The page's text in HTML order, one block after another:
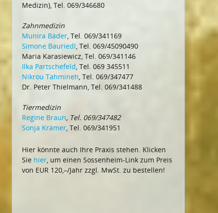
Medizin), Tel. 069/346680
Zahnmedizin
Munira Bäder, Tel. 069/341169
Simone Bauriedl, Tel. 069/45090490
Maria Karasiewicz, Tel. 069/341146
Ilka Partschefeld, Tel. 069 345511
Nikrou Tahmineh, Tel. 069/347477
Dr. Peter Thielmann, Tel. 069/341488
Tiermedizin
Regine Braun, Tel. 069/347482
Sonja Krämer, Tel. 069/341951
Hier könnte auch Ihre Praxis stehen. Klicken
Sie hier, um einen Sossenheim-Link zum Preis
von EUR 120,–/Jahr zzgl. MwSt. zu bestellen!